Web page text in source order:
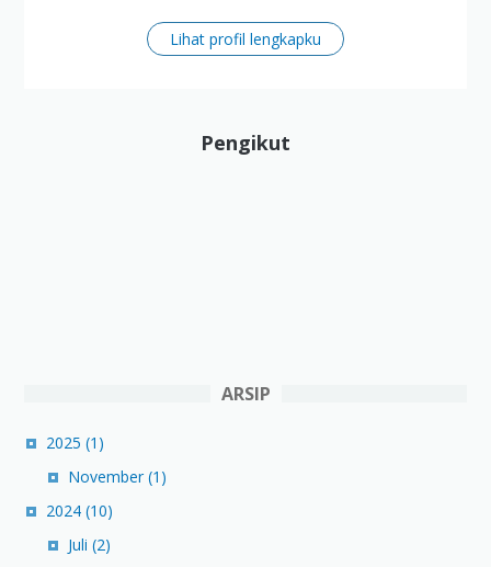
Lihat profil lengkapku
Pengikut
ARSIP
2025 (1)
November(1)
2024 (10)
Juli (2)